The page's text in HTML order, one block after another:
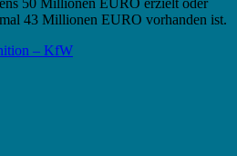
50 Millionen EURO erzielt oder
43 Millionen EURO vorhanden ist.
– KfW